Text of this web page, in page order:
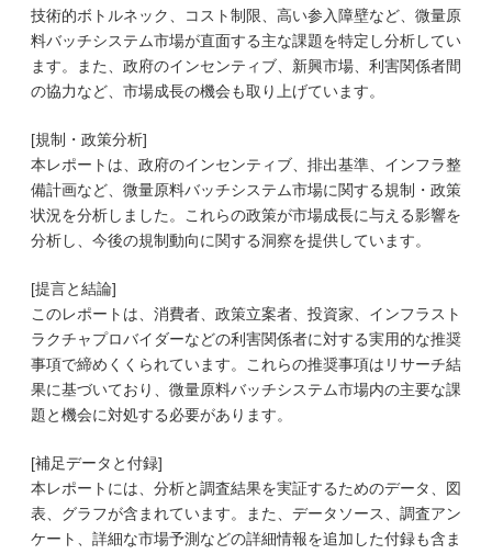
技術的ボトルネック、コスト制限、高い参入障壁など、微量原
料バッチシステム市場が直面する主な課題を特定し分析してい
ます。また、政府のインセンティブ、新興市場、利害関係者間
の協力など、市場成長の機会も取り上げています。
[規制・政策分析]
本レポートは、政府のインセンティブ、排出基準、インフラ整
備計画など、微量原料バッチシステム市場に関する規制・政策
状況を分析しました。これらの政策が市場成長に与える影響を
分析し、今後の規制動向に関する洞察を提供しています。
[提言と結論]
このレポートは、消費者、政策立案者、投資家、インフラスト
ラクチャプロバイダーなどの利害関係者に対する実用的な推奨
事項で締めくくられています。これらの推奨事項はリサーチ結
果に基づいており、微量原料バッチシステム市場内の主要な課
題と機会に対処する必要があります。
[補足データと付録]
本レポートには、分析と調査結果を実証するためのデータ、図
表、グラフが含まれています。また、データソース、調査アン
ケート、詳細な市場予測などの詳細情報を追加した付録も含ま